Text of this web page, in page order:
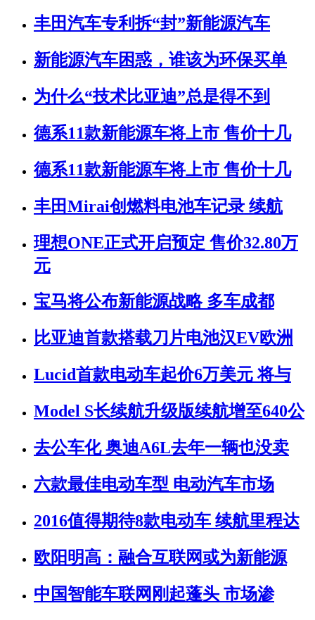
丰田汽车专利拆“封”新能源汽车
新能源汽车困惑，谁该为环保买单
为什么“技术比亚迪”总是得不到
德系11款新能源车将上市 售价十几
德系11款新能源车将上市 售价十几
丰田Mirai创燃料电池车记录 续航
理想ONE正式开启预定 售价32.80万
元
宝马将公布新能源战略 多车成都
比亚迪首款搭载刀片电池汉EV欧洲
Lucid首款电动车起价6万美元 将与
Model S长续航升级版续航增至640公
去公车化 奥迪A6L去年一辆也没卖
六款最佳电动车型 电动汽车市场
2016值得期待8款电动车 续航里程达
欧阳明高：融合互联网或为新能源
中国智能车联网刚起蓬头 市场渗